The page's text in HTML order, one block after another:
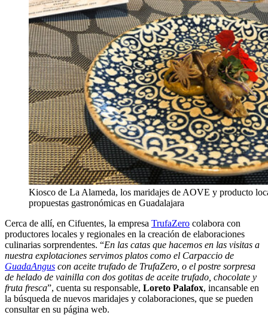
Kiosco de La Alameda, los maridajes de AOVE y producto
propuestas gastronómicas en Guadalajara
Cerca de allí, en Cifuentes, la empresa TrufaZero colabora con
productores locales y regionales en la creación de elaboraciones
culinarias sorprendentes. “En las catas que hacemos en las visitas a
nuestra explotaciones servimos platos como el Carpaccio de
GuadaAngus con aceite trufado de TrufaZero, o el postre sorpresa
de helado de vainilla con dos gotitas de aceite trufado, chocolate y
fruta fresca”, cuenta su responsable, Loreto Palafox, incansable en
la búsqueda de nuevos maridajes y colaboraciones, que se pueden
consultar en su página web.